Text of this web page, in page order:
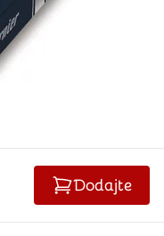
UGAO GLEDANJA
Dodajte